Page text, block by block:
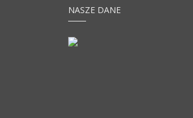
NASZE DANE